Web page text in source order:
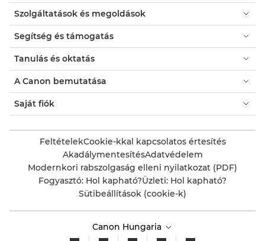
Szolgáltatások és megoldások
Segítség és támogatás
Tanulás és oktatás
A Canon bemutatása
Saját fiók
FeltételekCookie-kkal kapcsolatos értesítés
AkadálymentesítésAdatvédelem
Modernkori rabszolgaság elleni nyilatkozat (PDF)
Fogyasztó: Hol kapható?Üzleti: Hol kapható?
Sütibeállítások (cookie-k)
Canon Hungaria